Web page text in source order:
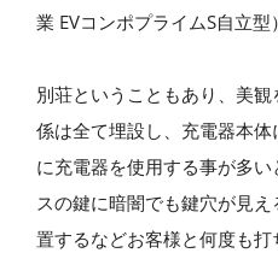
業 EVコンポプライムS自立型
別荘ということもあり、美
係は全て埋設し、充電器本
に充電器を使用する事が多
スの鍵に暗闇でも鍵穴が見
置するなどお客様と何度も